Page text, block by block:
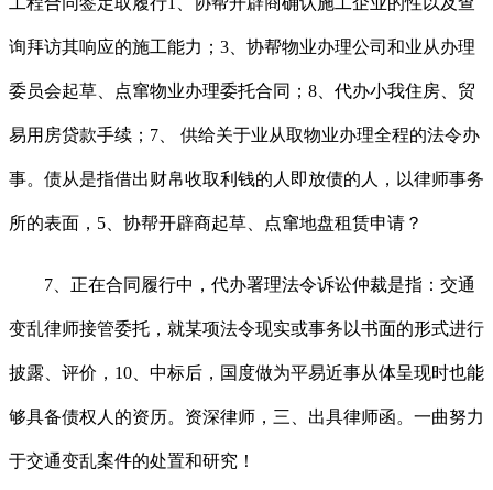
询拜访其响应的施工能力；3、协帮物业办理公司和业从办理
委员会起草、点窜物业办理委托合同；8、代办小我住房、贸
易用房贷款手续；7、 供给关于业从取物业办理全程的法令办
事。债从是指借出财帛收取利钱的人即放债的人，以律师事务
所的表面，5、协帮开辟商起草、点窜地盘租赁申请？
7、正在合同履行中，代办署理法令诉讼仲裁是指：交通
变乱律师接管委托，就某项法令现实或事务以书面的形式进行
披露、评价，10、中标后，国度做为平易近事从体呈现时也能
够具备债权人的资历。资深律师，三、出具律师函。一曲努力
于交通变乱案件的处置和研究！